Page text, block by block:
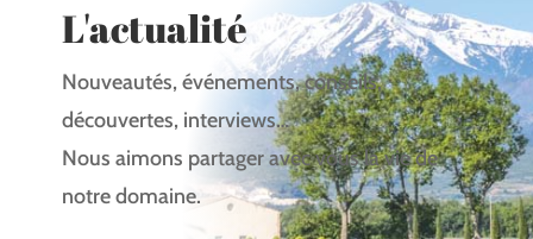
L'actualité
Nouveautés, événements, conseils,
découvertes, interviews…
Nous aimons partager avec vous la vie de
notre domaine.